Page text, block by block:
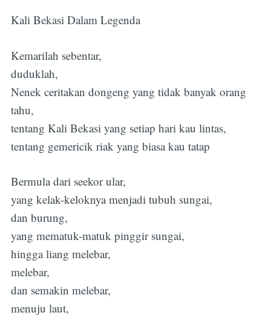
Kali Bekasi Dalam Legenda
Kemarilah sebentar,
duduklah,
Nenek ceritakan dongeng yang tidak banyak orang
tahu,
tentang Kali Bekasi yang setiap hari kau lintas,
tentang gemericik riak yang biasa kau tatap
Bermula dari seekor ular,
yang kelak-keloknya menjadi tubuh sungai,
dan burung,
yang mematuk-matuk pinggir sungai,
hingga liang melebar,
melebar,
dan semakin melebar,
menuju laut,